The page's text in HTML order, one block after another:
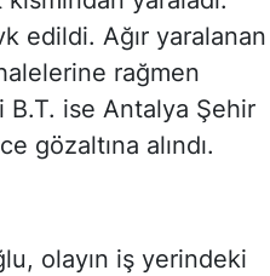
edildi. Ağır yaralanan
rağmen
B.T. ise Antalya Şehir
gözaltına alındı.
olayın iş yerindeki